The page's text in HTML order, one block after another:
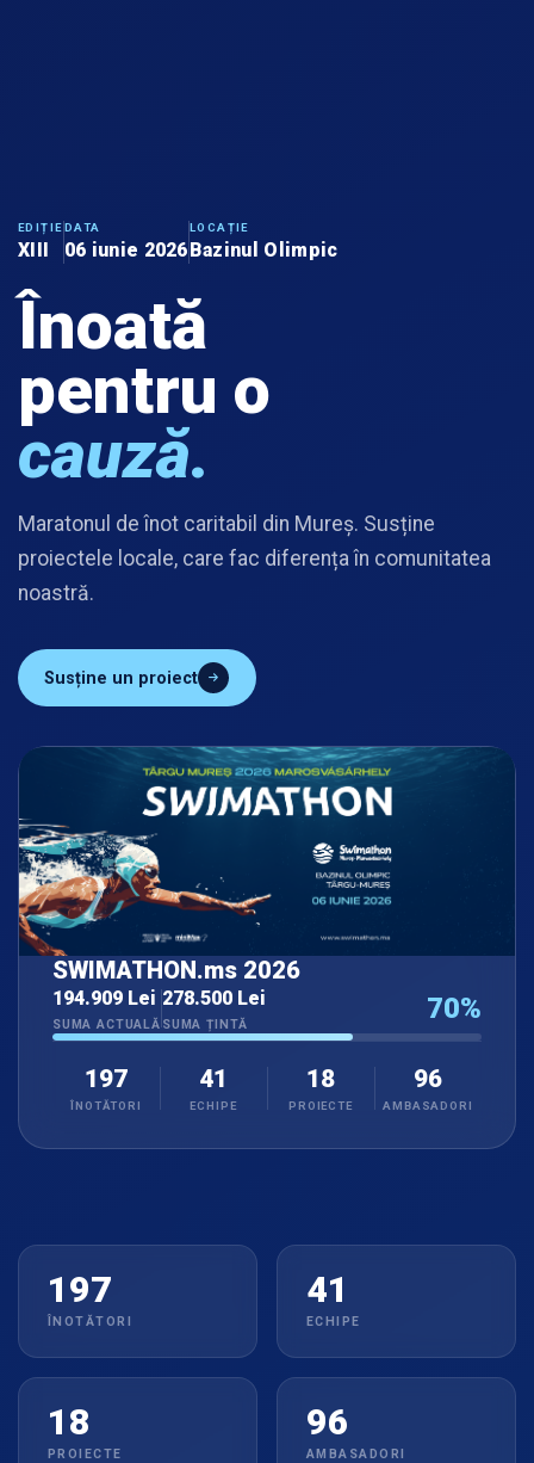
EDIȚIE
XIII
DATA
06 iunie 2026
LOCAȚIE
Bazinul Olimpic
Înoată
pentru o
cauză.
Maratonul de înot caritabil din Mureș. Susține
proiectele locale, care fac diferența în comunitatea
noastră.
Susține un proiect
SWIMATHON.ms 2026
194.909 Lei
SUMA ACTUALĂ
278.500 Lei
SUMA ȚINTĂ 70%
197
ÎNOTĂTORI
41
ECHIPE
18
PROIECTE
96
AMBASADORI
197
ÎNOTĂTORI
41
ECHIPE
18
PROIECTE
96
AMBASADORI